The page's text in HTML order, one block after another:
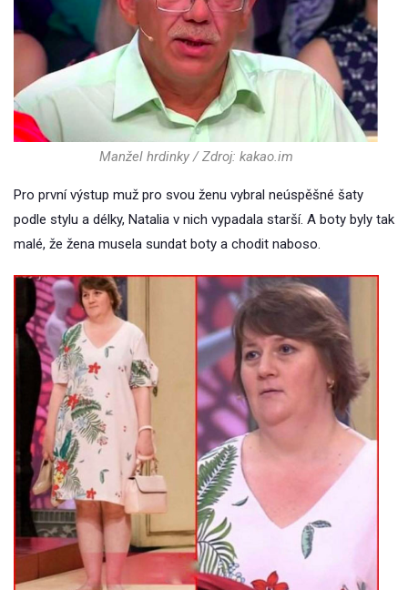
Manžel hrdinky / Zdroj: kakao.im
Pro první výstup muž pro svou ženu vybral neúspěšné šaty
podle stylu a délky, Natalia v nich vypadala starší. A boty byly tak
malé, že žena musela sundat boty a chodit naboso.